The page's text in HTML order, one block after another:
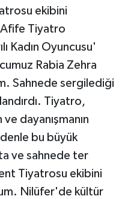
ekibini
Afife Tiyatro
Kadın Oyuncusu'
Rabia Zehra
Sahnede sergilediği
Tiyatro,
dayanışmanın
bu büyük
ve sahnede ter
Tiyatrosu ekibini
Nilüfer'de kültür